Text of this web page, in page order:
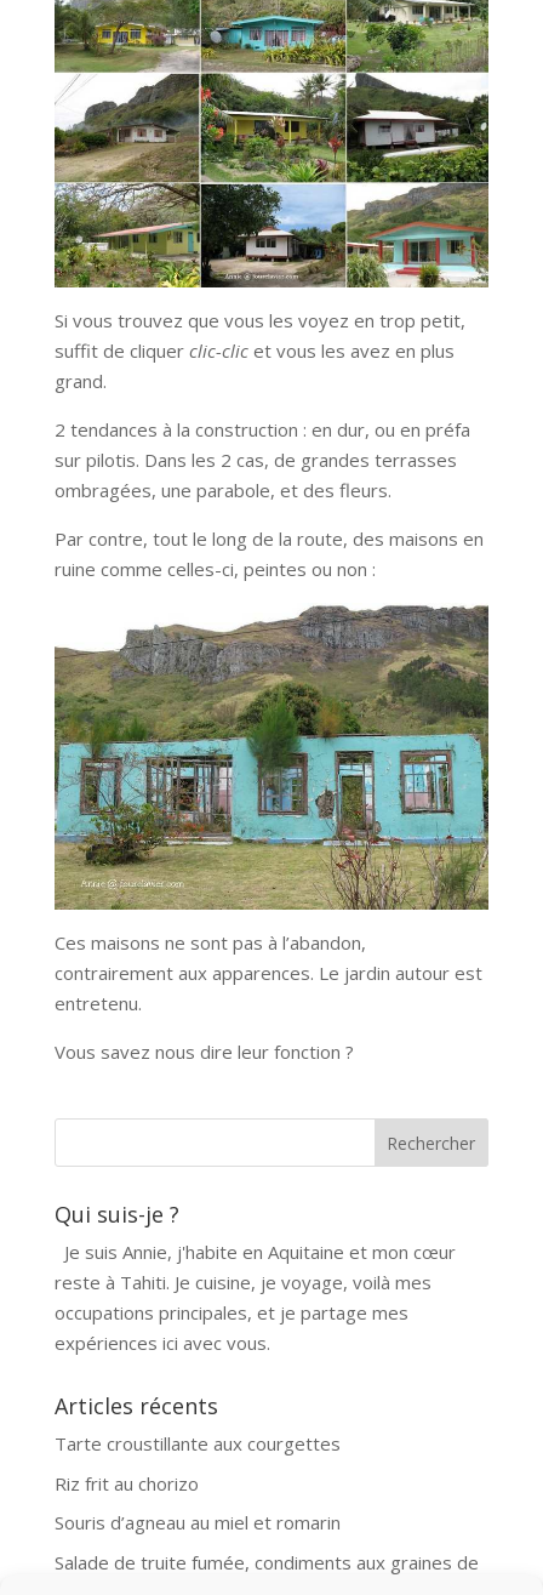
Si vous trouvez que vous les voyez en trop petit,
suffit de cliquer clic-clicet vous les avez en plus
grand.
2 tendances à la construction : en dur, ou en préfa
sur pilotis. Dans les 2 cas, de grandes terrasses
ombragées, une parabole, et des fleurs.
Par contre, tout le long de la route, des maisons en
ruine comme celles-ci, peintes ou non :
Ces maisons ne sont pas à l’abandon,
contrairement aux apparences. Le jardin autour est
entretenu.
Vous savez nous dire leur fonction ?
Qui suis-je ?
Je suis Annie, j'habite en Aquitaine et mon cœur
reste à Tahiti. Je cuisine, je voyage, voilà mes
occupations principales, et je partage mes
expériences ici avec vous.
Articles récents
Tarte croustillante aux courgettes
Riz frit au chorizo
Souris d’agneau au miel et romarin
Salade de truite fumée, condiments aux graines de